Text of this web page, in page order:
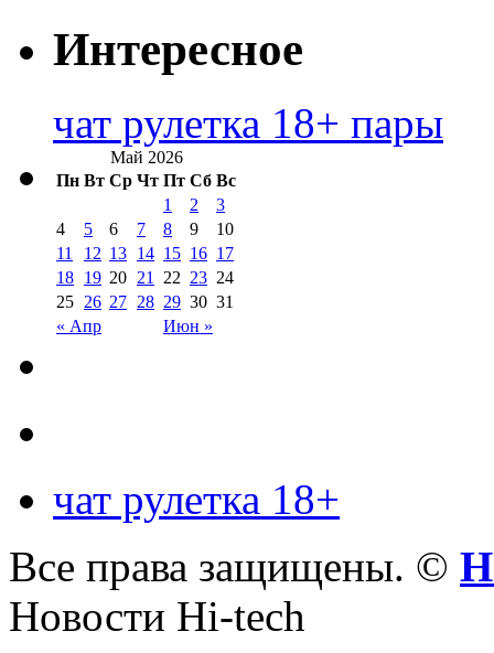
Интересное
чат рулетка 18+ пары
Май 2026
Пн Вт Ср Чт Пт Сб Вс
« Апр Июн »
1 2
3
4
5 6 7 8 9
10
11
12 13 14 15 16 17
18 19 20 21 22 23 24
25 26 27 28 29 30 31
чат рулетка 18+
Все права защищены. ©
Новости Hi-tech